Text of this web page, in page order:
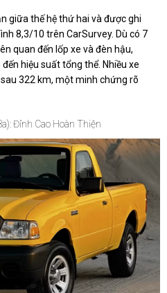
giữa thế hệ thứ hai và được ghi
8,3/10 trên CarSurvey. Dù có 7
quan đến lốp xe và đèn hậu,
hiệu suất tổng thể. Nhiều xe
322 km, một minh chứng rõ
Đỉnh Cao Hoàn Thiện